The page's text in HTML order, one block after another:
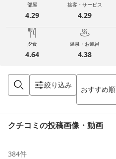
部屋
4.29
接客・サービス
4.29
夕食
4.64
温泉・お風呂
4.38
絞り込み おすすめ順
クチコミの投稿画像・動画
384件